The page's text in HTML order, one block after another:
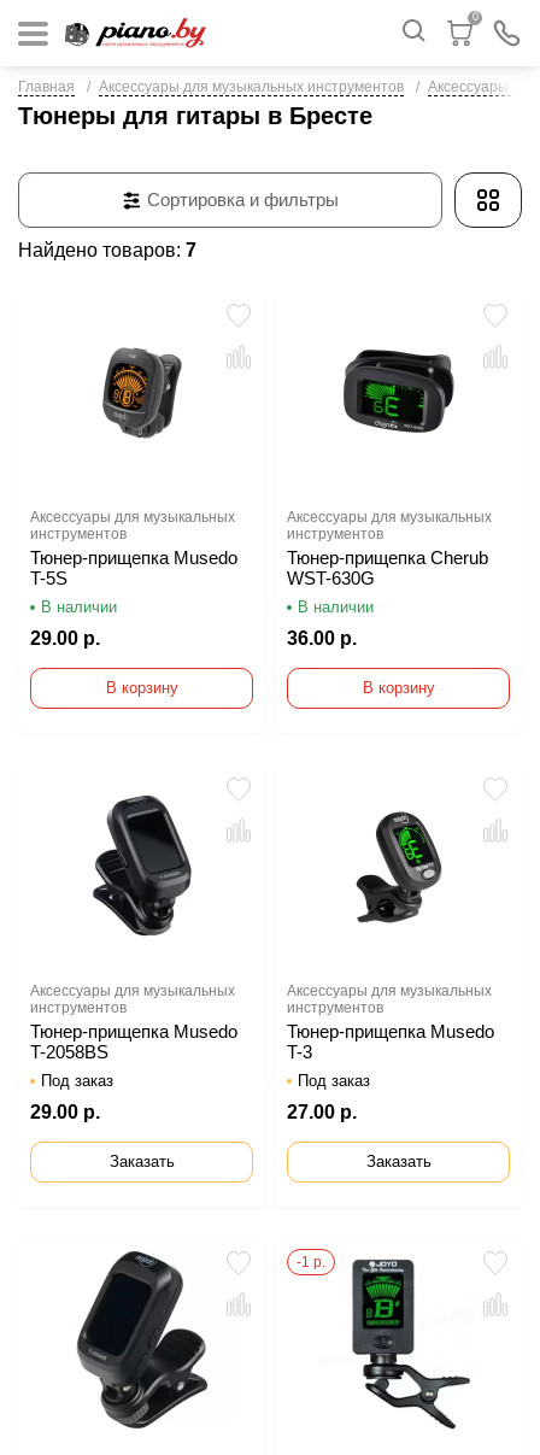
0
Главная Аксессуары для музыкальных инструментов Аксессуары для
Тюнеры для гитары в Бресте
Найдено товаров: 7
Сортировка и фильтры
Аксессуары для музыкальных
инструментов
Тюнер-прищепка Musedo
T-5S
В наличии
29.00 р.
В корзину
Аксессуары для музыкальных
инструментов
Тюнер-прищепка Cherub
WST-630G
В наличии
36.00 р.
В корзину
Аксессуары для музыкальных
инструментов
Тюнер-прищепка Musedo
T-2058BS
Под заказ
29.00 р.
Заказать
Аксессуары для музыкальных
инструментов
Тюнер-прищепка Musedo
T-3
Под заказ
27.00 р.
Заказать
-1 р.